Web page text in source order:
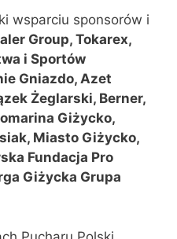
wsparciu sponsorów i
Group, Tokarex,
i Sportów
Gniazdo, Azet
Żeglarski, Berner,
Giżycko,
Miasto Giżycko,
Fundacja Pro
Giżycka Grupa